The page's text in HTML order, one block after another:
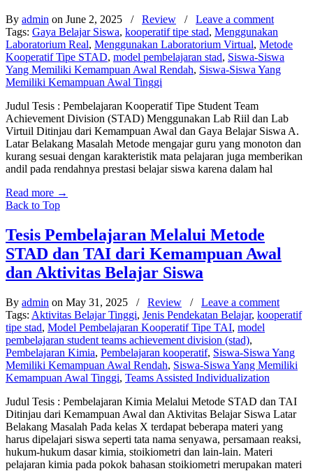
By admin on June 2, 2025 / Review / Leave a comment
Tags: Gaya Belajar Siswa, kooperatif tipe stad, Menggunakan
Laboratorium Real, Menggunakan Laboratorium Virtual, Metode
Kooperatif Tipe STAD, model pembelajaran stad, Siswa-Siswa
Yang Memiliki Kemampuan Awal Rendah, Siswa-Siswa Yang
Memiliki Kemampuan Awal Tinggi
Judul Tesis : Pembelajaran Kooperatif Tipe Student Team
Achievement Division (STAD) Menggunakan Lab Riil dan Lab
Virtuil Ditinjau dari Kemampuan Awal dan Gaya Belajar Siswa A.
Latar Belakang Masalah Metode mengajar guru yang monoton dan
kurang sesuai dengan karakteristik mata pelajaran juga memberikan
andil pada rendahnya prestasi belajar siswa karena dalam hal
Read more →
Back to Top
Tesis Pembelajaran Melalui Metode
STAD dan TAI dari Kemampuan Awal
dan Aktivitas Belajar Siswa
By admin on May 31, 2025 / Review / Leave a comment
Tags: Aktivitas Belajar Tinggi, Jenis Pendekatan Belajar, kooperatif
tipe stad, Model Pembelajaran Kooperatif Tipe TAI, model
pembelajaran student teams achievement division (stad),
Pembelajaran Kimia, Pembelajaran kooperatif, Siswa-Siswa Yang
Memiliki Kemampuan Awal Rendah, Siswa-Siswa Yang Memiliki
Kemampuan Awal Tinggi, Teams Assisted Individualization
Judul Tesis : Pembelajaran Kimia Melalui Metode STAD dan TAI
Ditinjau dari Kemampuan Awal dan Aktivitas Belajar Siswa Latar
Belakang Masalah Pada kelas X terdapat beberapa materi yang
harus dipelajari siswa seperti tata nama senyawa, persamaan reaksi,
hukum-hukum dasar kimia, stoikiometri dan lain-lain. Materi
pelajaran kimia pada pokok bahasan stoikiometri merupakan materi